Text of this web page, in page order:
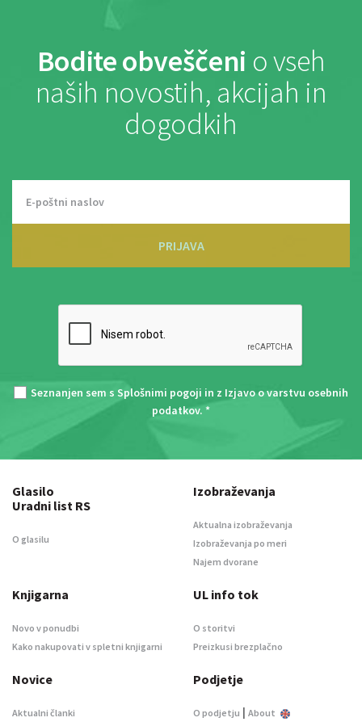
Bodite obveščeni o vseh
naših novostih, akcijah in
dogodkih
PRIJAVA
Seznanjen sem s Splošnimi pogoji in z Izjavo o varstvu osebnih
podatkov. *
Glasilo
Uradni list RS
O glasilu
Izobraževanja
Aktualna izobraževanja
Izobraževanja po meri
Najem dvorane
Knjigarna
Novo v ponudbi
Kako nakupovati v spletni knjigarni
UL info tok
O storitvi
Preizkusi brezplačno
Novice
Aktualni članki
Podjetje
O podjetju | About